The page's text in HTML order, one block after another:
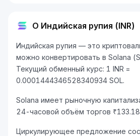
О Индийская рупия (INR)
Индийская рупия — это
можно конвертировать в Solana
Текущий обменный курс: 1 INR =
0.0001444346528340934 SOL.
Solana имеет рыночную
24-часовой объём торгов
Циркулирующее предложение